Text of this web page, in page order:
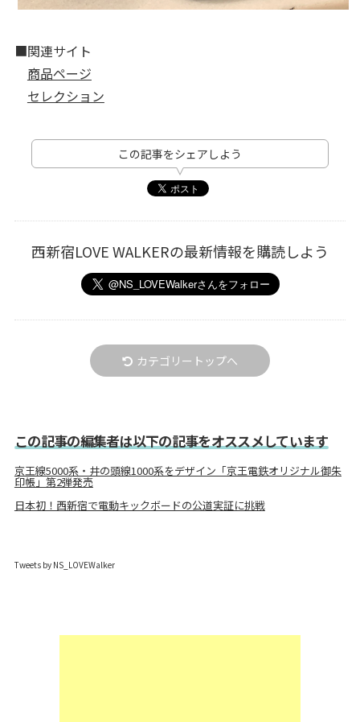
■関連サイト
商品ページ
セレクション
この記事をシェアしよう
西新宿LOVE WALKERの最新情報を購読しよう
カテゴリートップへ
この記事の編集者は以下の記事をオススメしています
京王線5000系・井の頭線1000系をデザイン「京王電鉄オリジナル御朱
印帳」第2弾発売
日本初！西新宿で電動キックボードの公道実証に挑戦
Tweets by NS_LOVEWalker